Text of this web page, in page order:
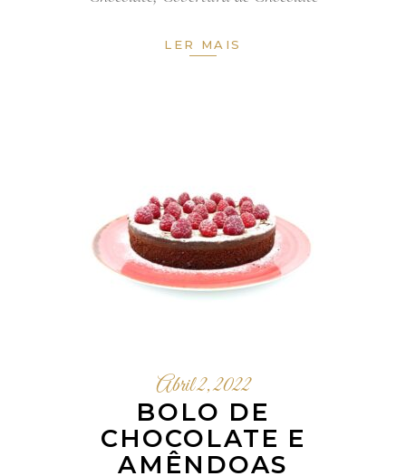
LER MAIS
Abril 2, 2022
BOLO DE
CHOCOLATE E
AMÊNDOAS